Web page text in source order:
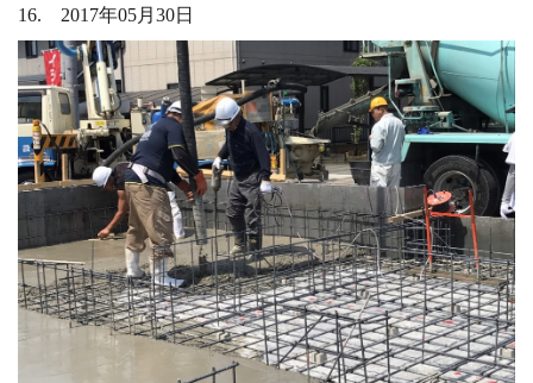
16. 2017年05月30日